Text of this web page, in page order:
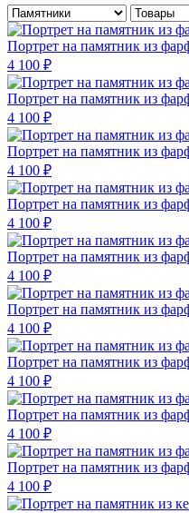
Портрет на памятник из
4 100 ₽
Портрет на памятник из
4 100 ₽
Портрет на памятник из
4 100 ₽
Портрет на памятник из
4 100 ₽
Портрет на памятник из
4 100 ₽
Портрет на памятник из
4 100 ₽
Портрет на памятник из
4 100 ₽
Портрет на памятник из
4 100 ₽
Портрет на памятник из
4 100 ₽